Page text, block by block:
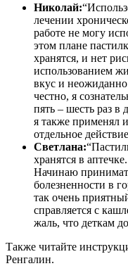
Николай:
лечении
работе не могу
этом плане
хранятся, и нет
использованием
вкус и
честно, я
пять – шесть раз в
я также применял
отдельное
Светлана:
хранятся в
Начинаю
болезненности в
так очень
справляется с
жаль, что деткам
Также читайте
Ренгалин.